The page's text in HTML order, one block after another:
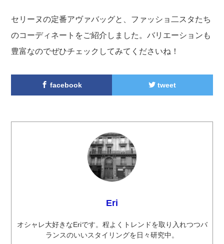
セリーヌの定番アヴァバッグと、ファッショ二スタたち
のコーディネートをご紹介しました。バリエーションも
豊富なのでぜひチェックしてみてくださいね！
facebook tweet
Eri
オシャレ大好きなEriです。程よくトレンドを取り入れつつバ
ランスのいいスタイリングを日々研究中。